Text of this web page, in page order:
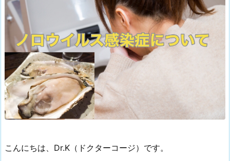
こんにちは、Dr.K（ドクターコージ）です。